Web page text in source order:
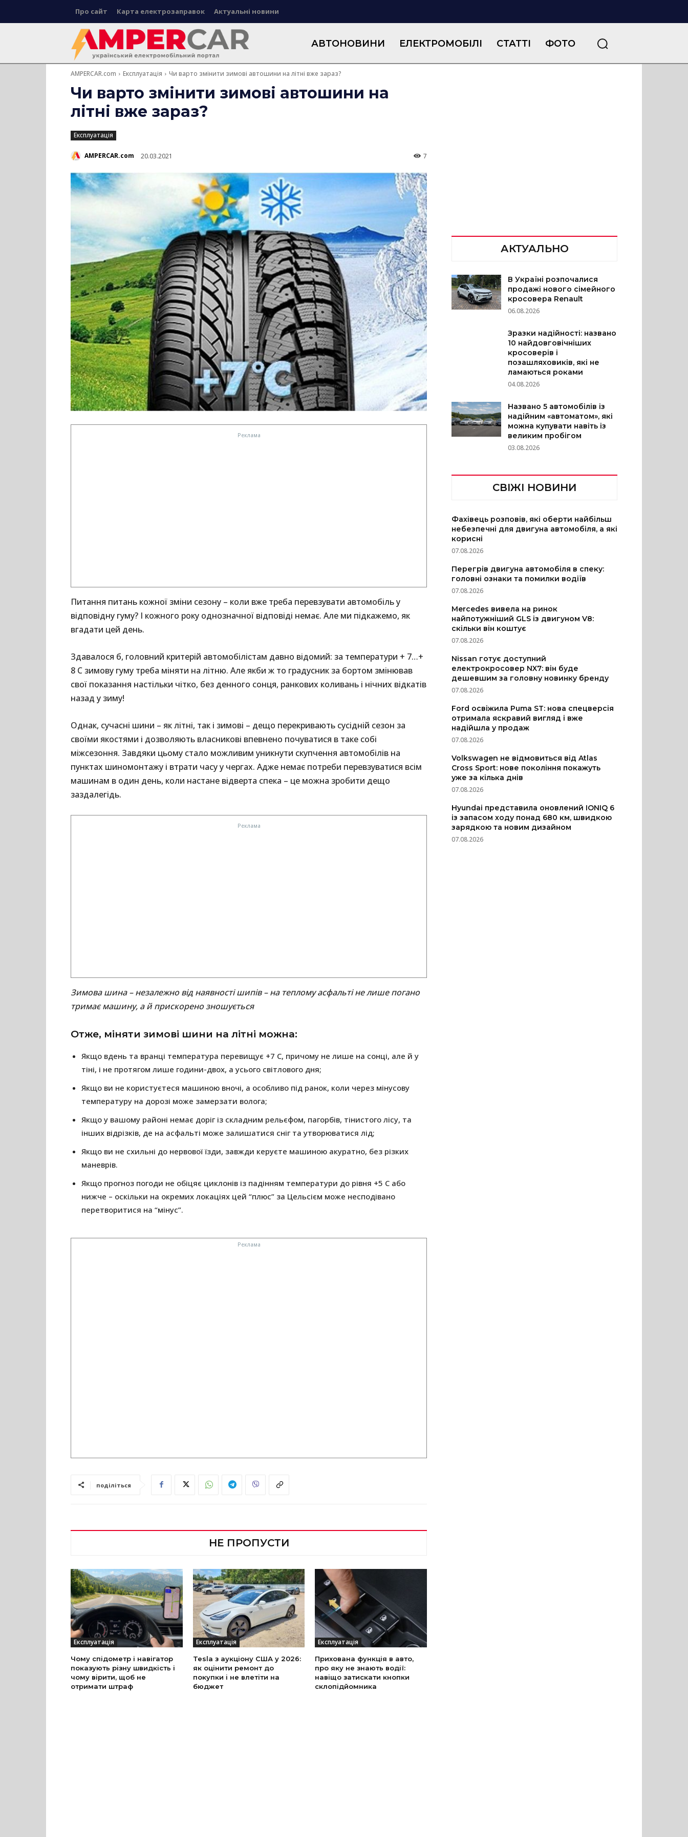
Про сайт Карта електрозаправок Актуальні новини
АВТОНОВИНИ ЕЛЕКТРОМОБІЛІ СТАТТІ ФОТО
AMPERCAR.com Експлуатація Чи варто змінити зимові автошини на літні вже зараз?
Чи варто змінити зимові автошини на
літні вже зараз?
Експлуатація
AMPERCAR.com 20.03.2021 7
Питання питань кожної зміни сезону – коли вже треба перевзувати автомобіль у
відповідну гуму? І кожного року однозначної відповіді немає. Але ми підкажемо, як
вгадати цей день.
Здавалося б, головний критерій автомобілістам давно відомий: за температури + 7…+
8 С зимову гуму треба міняти на літню. Але якби ж то градусник за бортом змінював
свої показання настільки чітко, без денного сонця, ранкових коливань і нічних відкатів
назад у зиму!
Однак, сучасні шини – як літні, так і зимові – дещо перекривають сусідній сезон за
своїми якостями і дозволяють власникові впевнено почуватися в таке собі
міжсезоння. Завдяки цьому стало можливим уникнути скупчення автомобілів на
пунктах шиномонтажу і втрати часу у чергах. Адже немає потреби перевзуватися всім
машинам в один день, коли настане відверта спека – це можна зробити дещо
заздалегідь.
Зимова шина – незалежно від наявності шипів – на теплому асфальті не лише погано
тримає машину, а й прискорено зношується
Отже, міняти зимові шини на літні можна:
Якщо вдень та вранці температура перевищує +7 С, причому не лише на сонці, але й у
тіні, і не протягом лише години-двох, а усього світлового дня;
Якщо ви не користуєтеся машиною вночі, а особливо під ранок, коли через мінусову
температуру на дорозі може замерзати волога;
Якщо у вашому районі немає доріг із складним рельєфом, пагорбів, тінистого лісу, та
інших відрізків, де на асфальті може залишатися сніг та утворюватися лід;
Якщо ви не схильні до нервової їзди, завжди керуєте машиною акуратно, без різких
маневрів.
Якщо прогноз погоди не обіцяє циклонів із падінням температури до рівня +5 С або
нижче – оскільки на окремих локаціях цей “плюс” за Цельсієм може несподівано
перетворитися на “мінус”.
поділіться
НЕ ПРОПУСТИ
Експлуатація
Чому спідометр і навігатор
показують різну швидкість і
чому вірити, щоб не
отримати штраф
Експлуатація
Tesla з аукціону США у 2026:
як оцінити ремонт до
покупки і не влетіти на
бюджет
Експлуатація
Прихована функція в авто,
про яку не знають водії:
навіщо затискати кнопки
склопідйомника
АКТУАЛЬНО
В Україні розпочалися
продажі нового сімейного
кросовера Renault
06.08.2026
Зразки надійності: названо
10 найдовговічніших
кросоверів і
позашляховиків, які не
ламаються роками
04.08.2026
Названо 5 автомобілів із
надійним «автоматом», які
можна купувати навіть із
великим пробігом
03.08.2026
СВІЖІ НОВИНИ
Фахівець розповів, які оберти найбільш
небезпечні для двигуна автомобіля, а які
корисні
07.08.2026
Перегрів двигуна автомобіля в спеку:
головні ознаки та помилки водіїв
07.08.2026
Mercedes вивела на ринок
найпотужніший GLS із двигуном V8:
скільки він коштує
07.08.2026
Nissan готує доступний
електрокросовер NX7: він буде
дешевшим за головну новинку бренду
07.08.2026
Ford освіжила Puma ST: нова спецверсія
отримала яскравий вигляд і вже
надійшла у продаж
07.08.2026
Volkswagen не відмовиться від Atlas
Cross Sport: нове покоління покажуть
уже за кілька днів
07.08.2026
Hyundai представила оновлений IONIQ 6
із запасом ходу понад 680 км, швидкою
зарядкою та новим дизайном
07.08.2026